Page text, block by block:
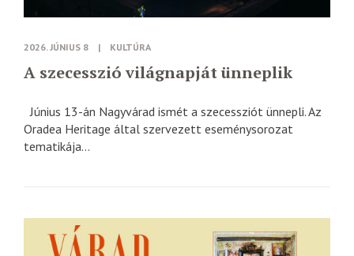
2026. JÚNIUS 8 | KULTÚRA
A szecesszió világnapját ünneplik
Június 13-án Nagyvárad ismét a szecessziót ünnepli. Az
Oradea Heritage által szervezett eseménysorozat
tematikája...